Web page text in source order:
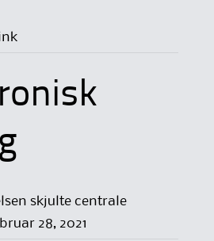
skjulte centrale
28, 2021